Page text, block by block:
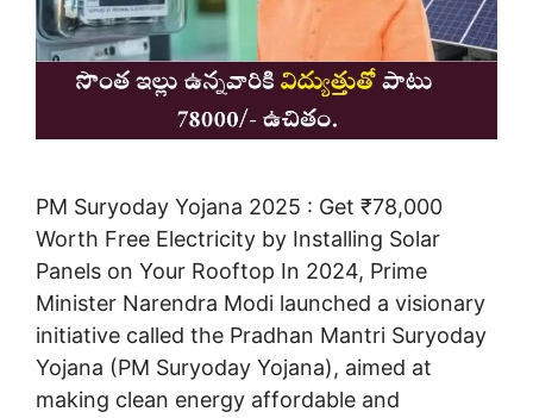
PM Suryoday Yojana 2025 : Get ₹78,000
Worth Free Electricity by Installing Solar
Panels on Your Rooftop In 2024, Prime
Minister Narendra Modi launched a visionary
initiative called the Pradhan Mantri Suryoday
Yojana (PM Suryoday Yojana), aimed at
making clean energy affordable and